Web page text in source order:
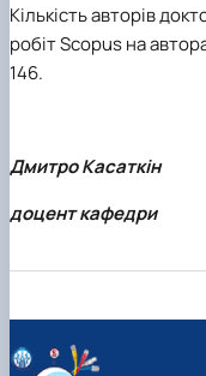
Кількість авторів
робіт Scopus на
146.
Дмитро Касаткін
доцент кафедри